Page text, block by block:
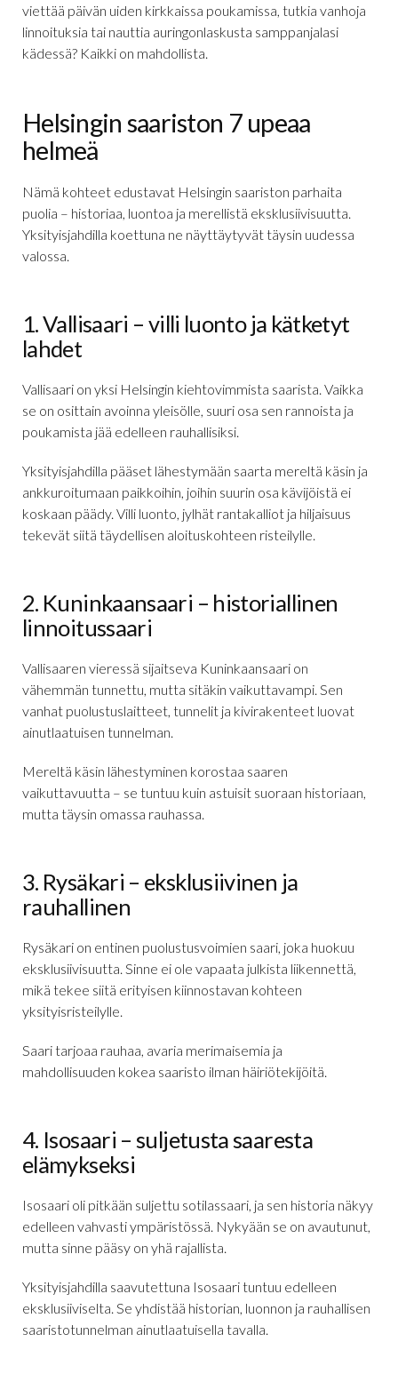
viettää päivän uiden kirkkaissa poukamissa, tutkia vanhoja
linnoituksia tai nauttia auringonlaskusta samppanjalasi
kädessä? Kaikki on mahdollista.
Helsingin saariston 7 upeaa
helmeä
Nämä kohteet edustavat Helsingin saariston parhaita
puolia – historiaa, luontoa ja merellistä eksklusiivisuutta.
Yksityisjahdilla koettuna ne näyttäytyvät täysin uudessa
valossa.
1. Vallisaari – villi luonto ja kätketyt
lahdet
Vallisaari on yksi Helsingin kiehtovimmista saarista. Vaikka
se on osittain avoinna yleisölle, suuri osa sen rannoista ja
poukamista jää edelleen rauhallisiksi.
Yksityisjahdilla pääset lähestymään saarta mereltä käsin ja
ankkuroitumaan paikkoihin, joihin suurin osa kävijöistä ei
koskaan päädy. Villi luonto, jylhät rantakalliot ja hiljaisuus
tekevät siitä täydellisen aloituskohteen risteilylle.
2. Kuninkaansaari – historiallinen
linnoitussaari
Vallisaaren vieressä sijaitseva Kuninkaansaari on
vähemmän tunnettu, mutta sitäkin vaikuttavampi. Sen
vanhat puolustuslaitteet, tunnelit ja kivirakenteet luovat
ainutlaatuisen tunnelman.
Mereltä käsin lähestyminen korostaa saaren
vaikuttavuutta – se tuntuu kuin astuisit suoraan historiaan,
mutta täysin omassa rauhassa.
3. Rysäkari – eksklusiivinen ja
rauhallinen
Rysäkari on entinen puolustusvoimien saari, joka huokuu
eksklusiivisuutta. Sinne ei ole vapaata julkista liikennettä,
mikä tekee siitä erityisen kiinnostavan kohteen
yksityisristeilylle.
Saari tarjoaa rauhaa, avaria merimaisemia ja
mahdollisuuden kokea saaristo ilman häiriötekijöitä.
4. Isosaari – suljetusta saaresta
elämykseksi
Isosaari oli pitkään suljettu sotilassaari, ja sen historia näkyy
edelleen vahvasti ympäristössä. Nykyään se on avautunut,
mutta sinne pääsy on yhä rajallista.
Yksityisjahdilla saavutettuna Isosaari tuntuu edelleen
eksklusiiviselta. Se yhdistää historian, luonnon ja rauhallisen
saaristotunnelman ainutlaatuisella tavalla.